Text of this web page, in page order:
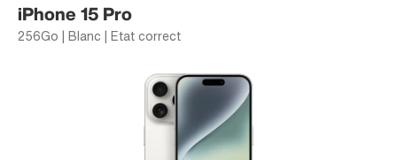
iPhone 15 Pro
256Go | Blanc | Etat correct